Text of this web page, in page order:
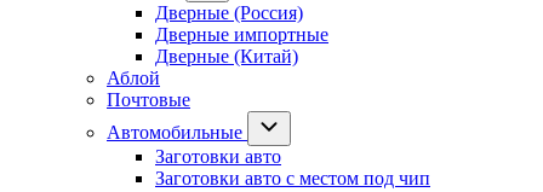
Дверные (Россия)
Дверные импортные
Дверные (Китай)
Аблой
Почтовые
Автомобильные
Заготовки авто
Заготовки авто с местом под чип